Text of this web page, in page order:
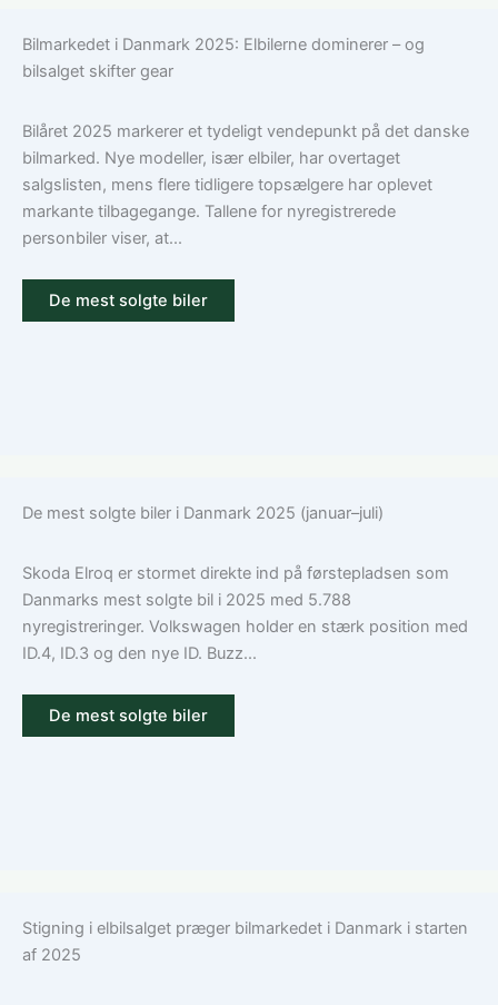
den
bilforsikring
Guide
til
ansvar,
kasko
Bilmarkedet i Danmark 2025: Elbilerne dominerer – og
bilsalget skifter gear
Bilåret 2025 markerer et tydeligt vendepunkt på det danske
bilmarked. Nye modeller, især elbiler, har overtaget
salgslisten, mens flere tidligere topsælgere har oplevet
markante tilbagegange. Tallene for nyregistrerede
personbiler viser, at...
De mest solgte biler
De mest solgte biler i Danmark 2025 (januar–juli)
Skoda Elroq er stormet direkte ind på førstepladsen som
Danmarks mest solgte bil i 2025 med 5.788
nyregistreringer. Volkswagen holder en stærk position med
ID.4, ID.3 og den nye ID. Buzz...
De mest solgte biler
Stigning i elbilsalget præger bilmarkedet i Danmark i starten
af 2025